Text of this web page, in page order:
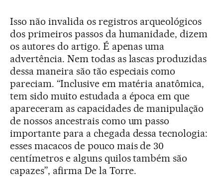
Isso não invalida os registros arqueológicos
dos primeiros passos da humanidade, dizem
os autores do artigo. É apenas uma
advertência. Nem todas as lascas produzidas
dessa maneira são tão especiais como
pareciam. “Inclusive em matéria anatômica,
tem sido muito estudada a época em que
apareceram as capacidades de manipulação
de nossos ancestrais como um passo
importante para a chegada dessa tecnologia:
esses macacos de pouco mais de 30
centímetros e alguns quilos também são
capazes”, afirma De la Torre.